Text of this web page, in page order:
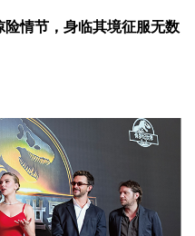
情节，身临其境征服无数